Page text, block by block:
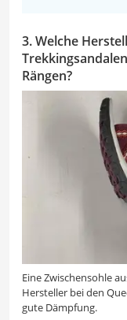
3. Welche
Rängen?
Eine Zwischensohle
Hersteller bei den
gute Dämpfung.